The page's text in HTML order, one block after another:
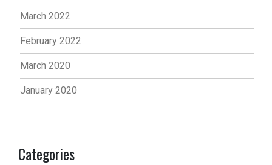
March 2022
February 2022
March 2020
January 2020
Categories